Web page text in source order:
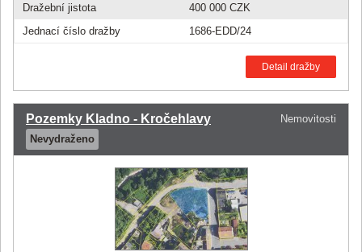
Dražební jistota
400 000 CZK
Jednací číslo dražby
1686-EDD/24
Detail dražby
Nemovitosti
Pozemky Kladno - Kročehlavy
Nevydraženo